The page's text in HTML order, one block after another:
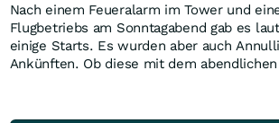
Nach einem Feueralarm im Tower und
Flugbetriebs am Sonntagabend gab es
einige Starts. Es wurden aber auch
Ankünften. Ob diese mit dem